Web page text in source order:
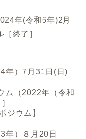
年(令和6年)2月
終了］
年）7月31日(日)
ム（2022年（令和
ジウム】
）８月20日